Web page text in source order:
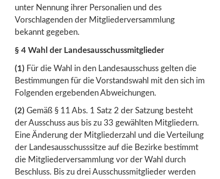
unter Nennung ihrer Personalien und des
Vorschlagenden der Mitgliederversammlung
bekannt gegeben.
§ 4 Wahl der Landesausschussmitglieder
(1) Für die Wahl in den Landesausschuss gelten die
Bestimmungen für die Vorstandswahl mit den sich im
Folgenden ergebenden Abweichungen.
(2) Gemäß § 11 Abs. 1 Satz 2 der Satzung besteht
der Ausschuss aus bis zu 33 gewählten Mitgliedern.
Eine Änderung der Mitgliederzahl und die Verteilung
der Landesausschusssitze auf die Bezirke bestimmt
die Mitgliederversammlung vor der Wahl durch
Beschluss. Bis zu drei Ausschussmitglieder werden